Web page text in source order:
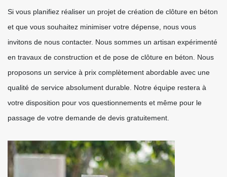
Si vous planifiez réaliser un projet de création de clôture en béton
et que vous souhaitez minimiser votre dépense, nous vous
invitons de nous contacter. Nous sommes un artisan expérimenté
en travaux de construction et de pose de clôture en béton. Nous
proposons un service à prix complètement abordable avec une
qualité de service absolument durable. Notre équipe restera à
votre disposition pour vos questionnements et même pour le
passage de votre demande de devis gratuitement.